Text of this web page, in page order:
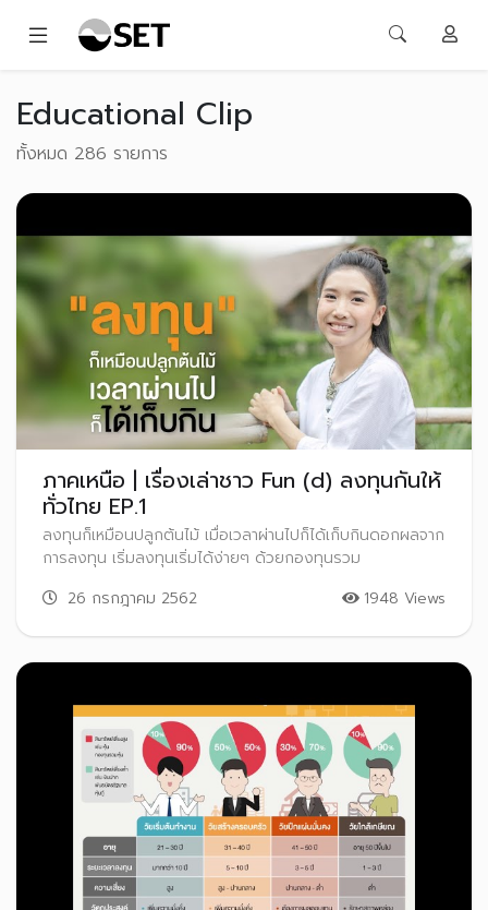
Educational Clip
ทั้งหมด 286 รายการ
ภาคเหนือ | เรื่องเล่าชาว Fun (d) ลงทุนกันให้
ทั่วไทย EP.1
ลงทุนก็เหมือนปลูกต้นไม้ เมื่อเวลาผ่านไปก็ได้เก็บกินดอกผลจาก
การลงทุน เริ่มลงทุนเริ่มได้ง่ายๆ ด้วยกองทุนรวม
26 กรกฎาคม 2562
1948 Views